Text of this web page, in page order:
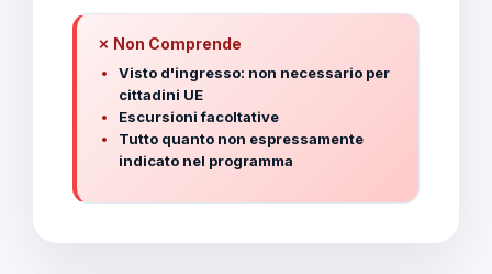
✗ Non Comprende
Visto d'ingresso: non necessario per
cittadini UE
Escursioni facoltative
Tutto quanto non espressamente
indicato nel programma